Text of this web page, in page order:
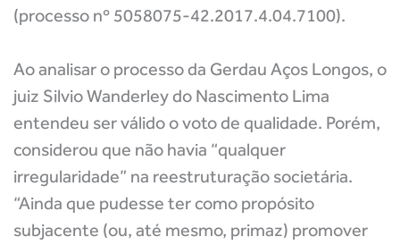
(processo nº 5058075-42.2017.4.04.7100).
Ao analisar o processo da Gerdau Aços Longos, o
juiz Silvio Wanderley do Nascimento Lima
entendeu ser válido o voto de qualidade. Porém,
considerou que não havia “qualquer
irregularidade” na reestruturação societária.
“Ainda que pudesse ter como propósito
subjacente (ou, até mesmo, primaz) promover